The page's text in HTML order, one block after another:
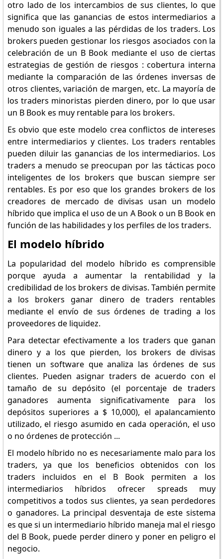
otro lado de los intercambios de sus clientes, lo que
significa que las ganancias de estos intermediarios a
menudo son iguales a las pérdidas de los traders. Los
brokers pueden gestionar los riesgos asociados con la
celebración de un B Book mediante el uso de ciertas
estrategias de gestión de riesgos : cobertura interna
mediante la comparación de las órdenes inversas de
otros clientes, variación de margen, etc. La mayoría de
los traders minoristas pierden dinero, por lo que usar
un B Book es muy rentable para los brokers.
Es obvio que este modelo crea conflictos de intereses
entre intermediarios y clientes. Los traders rentables
pueden diluir las ganancias de los intermediarios. Los
traders a menudo se preocupan por las tácticas poco
inteligentes de los brokers que buscan siempre ser
rentables. Es por eso que los grandes brokers de los
creadores de mercado de divisas usan un modelo
híbrido que implica el uso de un A Book o un B Book en
función de las habilidades y los perfiles de los traders.
El modelo híbrido
La popularidad del modelo híbrido es comprensible
porque ayuda a aumentar la rentabilidad y la
credibilidad de los brokers de divisas. También permite
a los brokers ganar dinero de traders rentables
mediante el envío de sus órdenes de trading a los
proveedores de liquidez.
Para detectar efectivamente a los traders que ganan
dinero y a los que pierden, los brokers de divisas
tienen un software que analiza las órdenes de sus
clientes. Pueden asignar traders de acuerdo con el
tamaño de su depósito (el porcentaje de traders
ganadores aumenta significativamente para los
depósitos superiores a $ 10,000), el apalancamiento
utilizado, el riesgo asumido en cada operación, el uso
o no órdenes de protección ...
El modelo híbrido no es necesariamente malo para los
traders, ya que los beneficios obtenidos con los
traders incluidos en el B Book permiten a los
intermediarios híbridos ofrecer spreads muy
competitivos a todos sus clientes, ya sean perdedores
o ganadores. La principal desventaja de este sistema
es que si un intermediario híbrido maneja mal el riesgo
del B Book, puede perder dinero y poner en peligro el
negocio.